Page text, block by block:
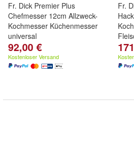
Fr. Dick Premier Plus
Chefmesser 12cm Allzweck-
Kochmesser Küchenmesser
universal
92,00 €
Kostenloser Versand
Fr.